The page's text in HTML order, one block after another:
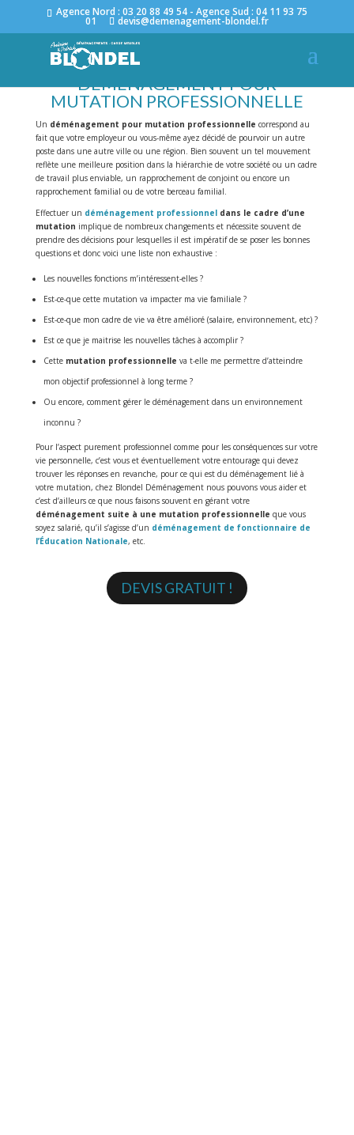
Agence Nord : 03 20 88 49 54 - Agence Sud : 04 11 93 75
01 devis@demenagement-blondel.fr
DÉMÉNAGEMENT POUR
MUTATION PROFESSIONNELLE
Un déménagement pour mutation professionnelle correspond au
fait que votre employeur ou vous-même ayez décidé de pourvoir un autre
poste dans une autre ville ou une région. Bien souvent un tel mouvement
reflète une meilleure position dans la hiérarchie de votre société ou un cadre
de travail plus enviable, un rapprochement de conjoint ou encore un
rapprochement familial ou de votre berceau familial.
Effectuer un déménagement professionneldans le cadre d’une
mutation implique de nombreux changements et nécessite souvent de
prendre des décisions pour lesquelles il est impératif de se poser les bonnes
questions et donc voici une liste non exhaustive :
Les nouvelles fonctions m’intéressent-elles ?
Est-ce-que cette mutation va impacter ma vie familiale ?
Est-ce-que mon cadre de vie va être amélioré (salaire, environnement, etc) ?
Est ce que je maitrise les nouvelles tâches à accomplir ?
Cette mutation professionnelle va t-elle me permettre d’atteindre
mon objectif professionnel à long terme ?
Ou encore, comment gérer le déménagement dans un environnement
inconnu ?
Pour l’aspect purement professionnel comme pour les conséquences sur votre
vie personnelle, c’est vous et éventuellement votre entourage qui devez
trouver les réponses en revanche, pour ce qui est du déménagement lié à
votre mutation, chez Blondel Déménagement nous pouvons vous aider et
c’est d’ailleurs ce que nous faisons souvent en gérant votre
déménagement suite à une mutation professionnelle que vous
soyez salarié, qu’il s’agisse d’un déménagement de fonctionnaire de
l’Éducation Nationale, etc.
DEVIS GRATUIT !